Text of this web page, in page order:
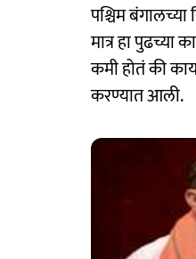
पश्चिम
मात्र हा पुढच्या
कमी होतं की
करण्यात आली.